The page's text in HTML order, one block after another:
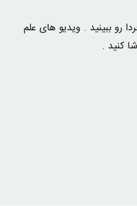
رو ببینید . ویدیو های علم
کنید .